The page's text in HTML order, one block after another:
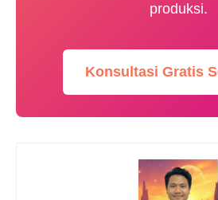
produksi.
Konsultasi Gratis